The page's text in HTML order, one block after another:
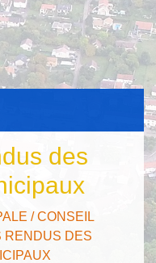
des
/CONSEIL
RENDUS DES